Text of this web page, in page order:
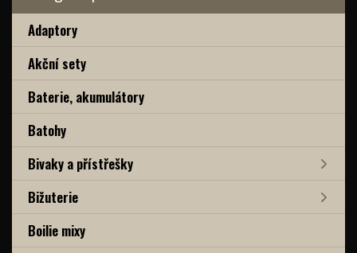
Adaptory
Akční sety
Baterie, akumulátory
Batohy
Bivaky a přístřešky
Bižuterie
Boilie mixy